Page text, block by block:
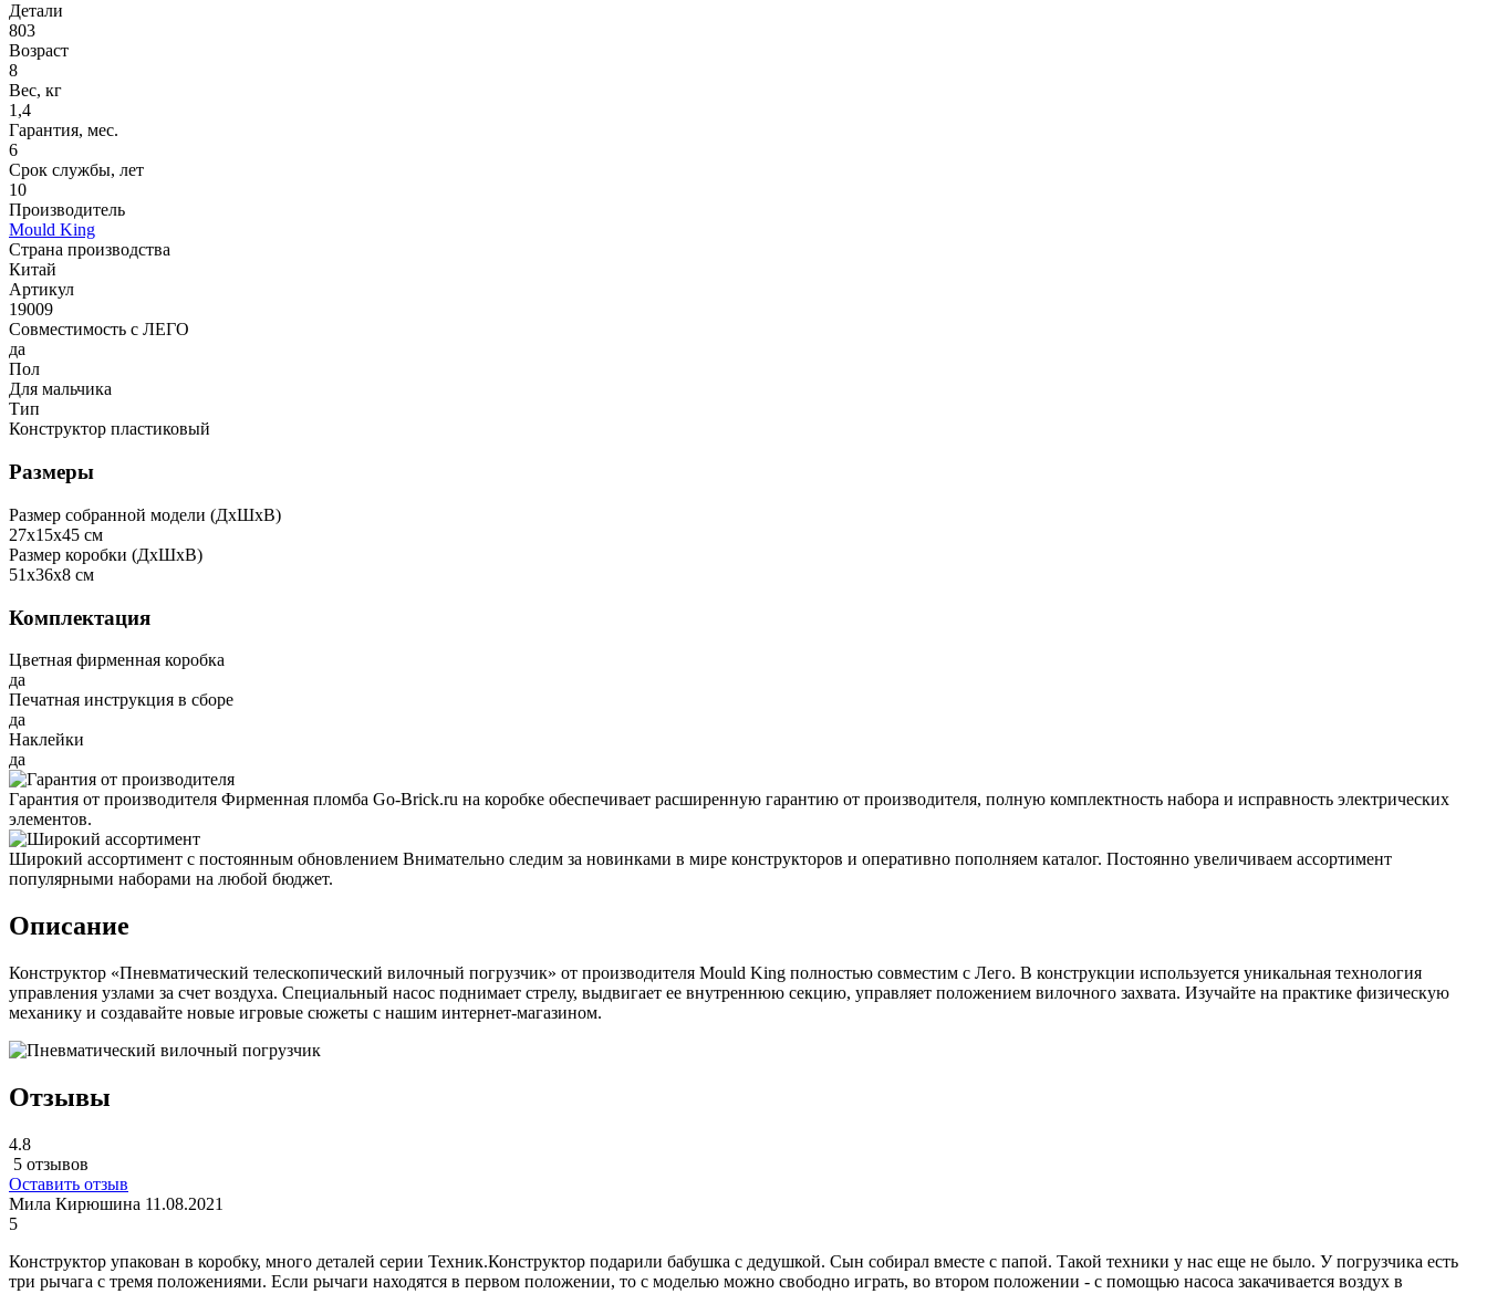
Детали
803
Возраст
8
Вес, кг
1,4
Гарантия, мес.
6
Срок службы, лет
10
Производитель
Mould King
Страна производства
Китай
Артикул
19009
Совместимость с ЛЕГО
да
Пол
Для мальчика
Тип
Конструктор пластиковый
Размеры
Размер собранной модели (ДxШxВ)
27x15x45 см
Размер коробки (ДxШxВ)
51x36x8 см
Комплектация
Цветная фирменная коробка
да
Печатная инструкция в сборе
да
Наклейки
да
Гарантия от производителя Фирменная пломба Go-Brick.ru на коробке обеспечивает расширенную гарантию от производителя, полную комплектность набора и исправность электрических
элементов.
Широкий ассортимент с постоянным обновлением Внимательно следим за новинками в мире конструкторов и оперативно пополняем каталог. Постоянно увеличиваем ассортимент
популярными наборами на любой бюджет.
Описание
Конструктор «Пневматический телескопический вилочный погрузчик» от производителя Mould King полностью совместим с Лего. В конструкции используется уникальная технология
управления узлами за счет воздуха. Специальный насос поднимает стрелу, выдвигает ее внутреннюю секцию, управляет положением вилочного захвата. Изучайте на практике физическую
механику и создавайте новые игровые сюжеты с нашим интернет-магазином.
Отзывы
4.8
5 отзывов
Оставить отзыв
Мила Кирюшина 11.08.2021
5
Конструктор упакован в коробку, много деталей серии Техник.Конструктор подарили бабушка с дедушкой. Сын собирал вместе с папой. Такой техники у нас еще не было. У погрузчика есть
три рычага с тремя положениями. Если рычаги находятся в первом положении, то с моделью можно свободно играть, во втором положении - с помощью насоса закачивается воздух в